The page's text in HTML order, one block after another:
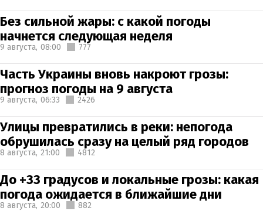
Без сильной жары: с какой погоды
начнется следующая неделя
9 августа, 08:00 777
Часть Украины вновь накроют грозы:
прогноз погоды на 9 августа
9 августа, 06:33 2426
Улицы превратились в реки: непогода
обрушилась сразу на целый ряд городов
8 августа, 21:00 4812
До +33 градусов и локальные грозы: какая
погода ожидается в ближайшие дни
8 августа, 20:00 882